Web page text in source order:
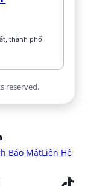
thành phố
reserved.
Bảo MậtLiên Hệ